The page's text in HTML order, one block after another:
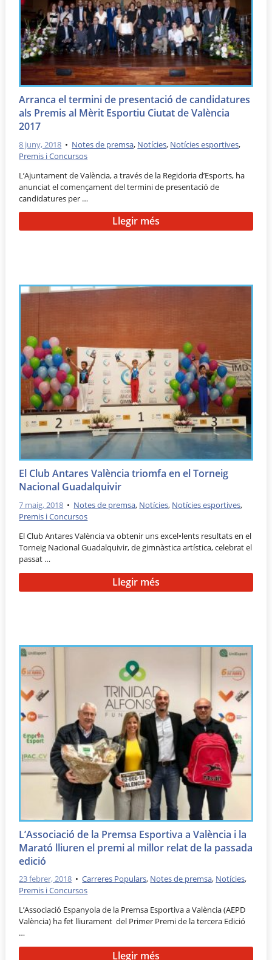
Arranca el termini de presentació de candidatures
als Premis al Mèrit Esportiu Ciutat de València
2017
8 juny, 2018 • Notes de premsa, Notícies, Notícies esportives,
Premis i Concursos
L’Ajuntament de València, a través de la Regidoria d’Esports, ha
anunciat el començament del termini de presentació de
candidatures per …
Llegir més
El Club Antares València triomfa en el Torneig
Nacional Guadalquivir
7 maig, 2018 • Notes de premsa, Notícies, Notícies esportives,
Premis i Concursos
El Club Antares València va obtenir uns excel•lents resultats en el
Torneig Nacional Guadalquivir, de gimnàstica artística, celebrat el
passat …
Llegir més
L’Associació de la Premsa Esportiva a València i la
Marató lliuren el premi al millor relat de la passada
edició
23 febrer, 2018 •Carreres Populars, Notes de premsa, Notícies,
Premis i Concursos
L’Associació Espanyola de la Premsa Esportiva a València (AEPD
València) ha fet lliurament del Primer Premi de la tercera Edició
…
Llegir més